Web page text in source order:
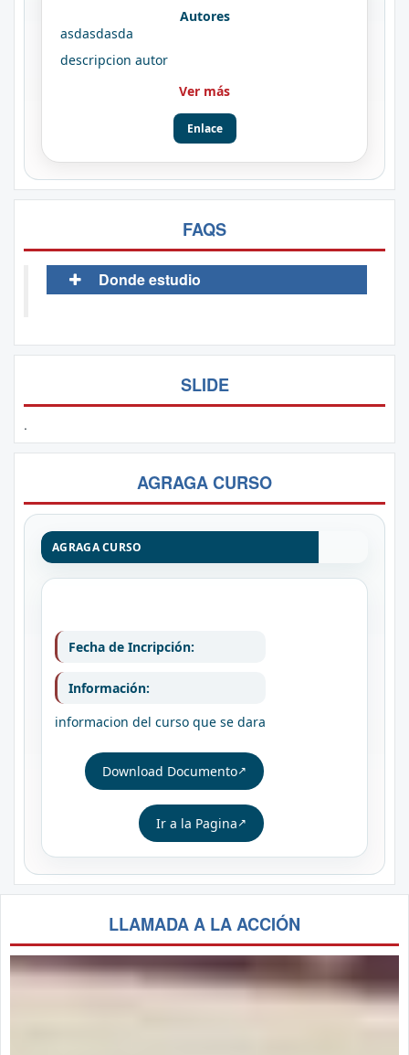
Autores
asdasdasda
descripcion autor
Ver más
Enlace
FAQS
Donde estudio
SLIDE
.
AGRAGA CURSO
AGRAGA CURSO
Fecha de Incripción:
Información:
informacion del curso que se dara
Download Documento
Ir a la Pagina
LLAMADA A LA ACCIÓN